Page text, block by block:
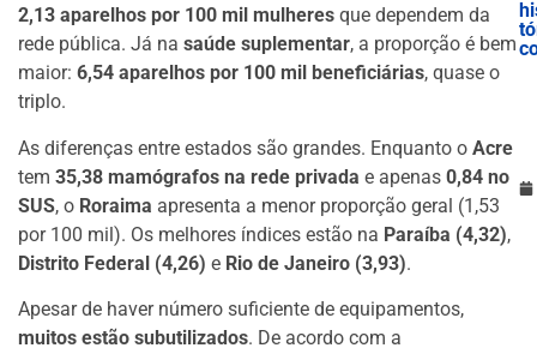
2,13 aparelhos por 100 mil mulheres que dependem da
rede pública. Já na saúde suplementar, a proporção é bem
maior: 6,54 aparelhos por 100 mil beneficiárias, quase o
triplo.
As diferenças entre estados são grandes. Enquanto o Acre
tem 35,38 mamógrafos na rede privada e apenas 0,84 no
SUS, o Roraima apresenta a menor proporção geral (1,53
por 100 mil). Os melhores índices estão na Paraíba (4,32),
Distrito Federal (4,26) e Rio de Janeiro (3,93).
Apesar de haver número suficiente de equipamentos,
muitos estão subutilizados. De acordo com a